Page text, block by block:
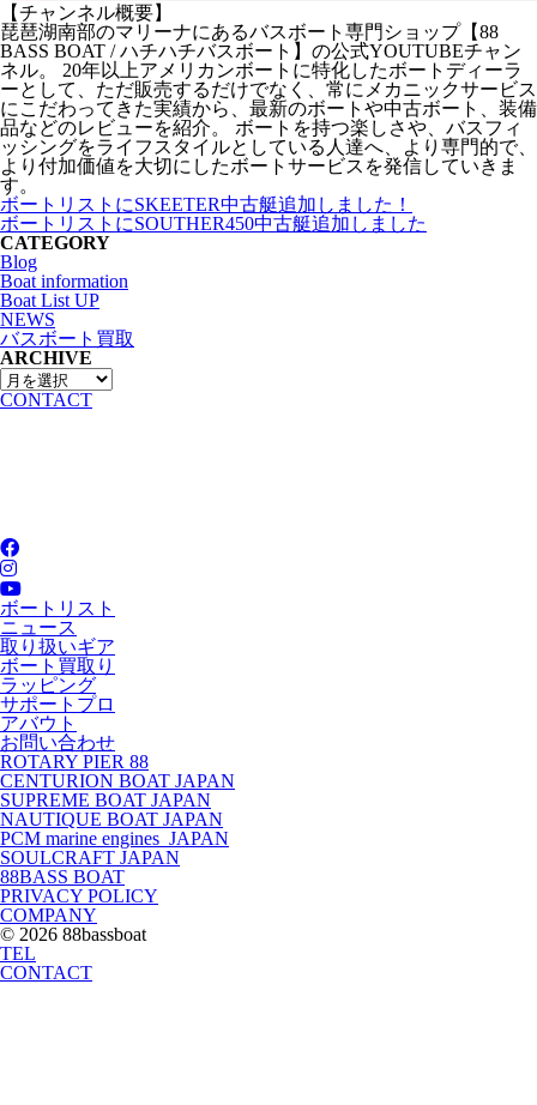
【チャンネル概要】
琵琶湖南部のマリーナにあるバスボート専門ショップ【88
BASS BOAT / ハチハチバスボート】の公式YOUTUBEチャン
ネル。 20年以上アメリカンボートに特化したボートディーラ
ーとして、ただ販売するだけでなく、常にメカニックサービス
にこだわってきた実績から、最新のボートや中古ボート、装備
品などのレビューを紹介。 ボートを持つ楽しさや、バスフィ
ッシングをライフスタイルとしている人達へ、より専門的で、
より付加価値を大切にしたボートサービスを発信していきま
す。
ボートリストにSKEETER中古艇追加しました！
ボートリストにSOUTHER450中古艇追加しました
CATEGORY
Blog
Boat information
Boat List UP
NEWS
バスボート買取
ARCHIVE
CONTACT
ボートリスト
ニュース
取り扱いギア
ボート買取り
ラッピング
サポートプロ
アバウト
お問い合わせ
ROTARY PIER 88
CENTURION BOAT JAPAN
SUPREME BOAT JAPAN
NAUTIQUE BOAT JAPAN
PCM marine engines JAPAN
SOULCRAFT JAPAN
88BASS BOAT
PRIVACY POLICY
COMPANY
© 2026 88bassboat
TEL
CONTACT